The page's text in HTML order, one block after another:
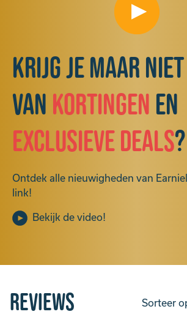
Krijg je maar niet
van kortingen en
exclusieve deals?
Ontdek alle nieuwigheden van
link!
Bekijk de video!
Reviews Sorteer